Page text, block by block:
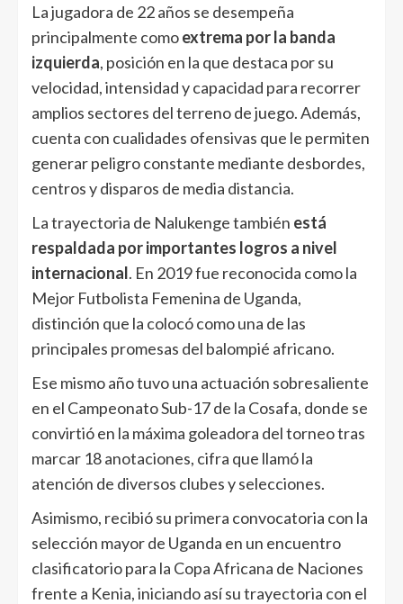
La jugadora de 22 años se desempeña
principalmente comoextrema por la banda
izquierda, posición en la que destaca por su
velocidad, intensidad y capacidad para recorrer
amplios sectores del terreno de juego. Además,
cuenta con cualidades ofensivas que le permiten
generar peligro constante mediante desbordes,
centros y disparos de media distancia.
La trayectoria de Nalukenge también está
respaldada por importantes logros a nivel
internacional. En 2019 fue reconocida como la
Mejor Futbolista Femenina de Uganda,
distinción que la colocó como una de las
principales promesas del balompié africano.
Ese mismo año tuvo una actuación sobresaliente
en el Campeonato Sub-17 de la Cosafa, donde se
convirtió en la máxima goleadora del torneo tras
marcar 18 anotaciones, cifra que llamó la
atención de diversos clubes y selecciones.
Asimismo, recibió su primera convocatoria con la
selección mayor de Uganda en un encuentro
clasificatorio para la Copa Africana de Naciones
frente a Kenia, iniciando así su trayectoria con el